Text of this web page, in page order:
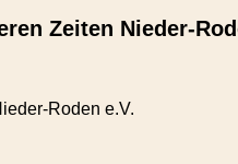
Zeiten Nieder-
Roden e.V.